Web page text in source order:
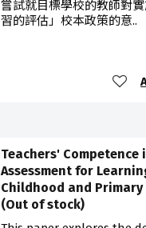
嘗試就目標學校的教師對
習的評估」校本政策的意..
Teachers' Competence
Assessment for
Childhood and
(Out of stock)